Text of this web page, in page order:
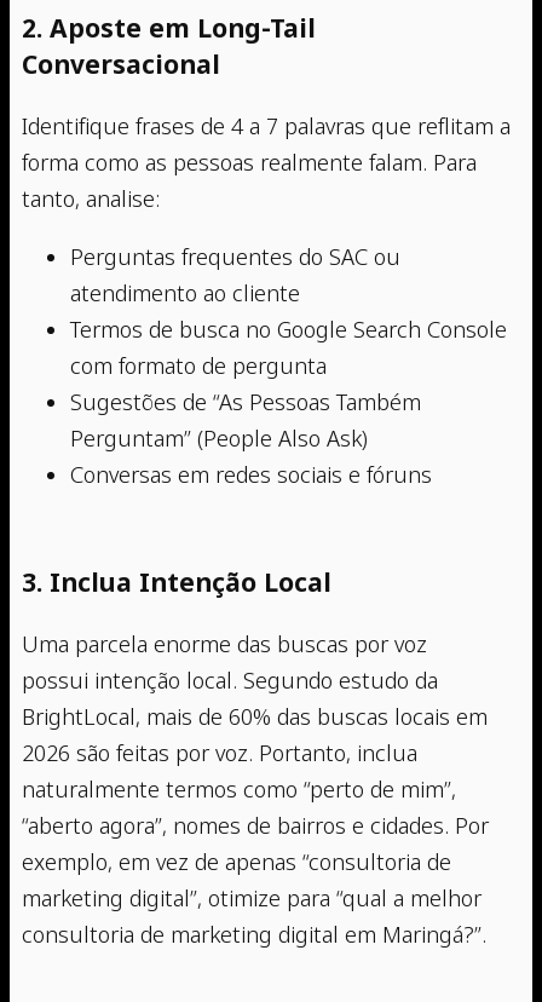
2. Aposte em Long-Tail
Conversacional
Identifique frases de 4 a 7 palavras que reflitam a
forma como as pessoas realmente falam. Para
tanto, analise:
Perguntas frequentes do SAC ou
atendimento ao cliente
Termos de busca no Google Search Console
com formato de pergunta
Sugestões de “As Pessoas Também
Perguntam” (People Also Ask)
Conversas em redes sociais e fóruns
3. Inclua Intenção Local
Uma parcela enorme das buscas por voz
possui intenção local. Segundo estudo da
BrightLocal, mais de 60% das buscas locais em
2026 são feitas por voz. Portanto, inclua
naturalmente termos como “perto de mim”,
“aberto agora”, nomes de bairros e cidades. Por
exemplo, em vez de apenas “consultoria de
marketing digital”, otimize para “qual a melhor
consultoria de marketing digital em Maringá?”.